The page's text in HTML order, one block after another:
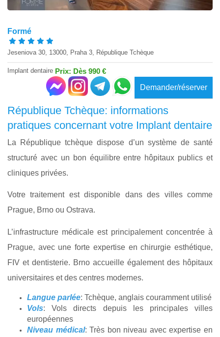
Formé
Jeseniova 30, 13000, Praha 3, République Tchèque
Implant dentaire Prix: Dès 990 €
Demander/réserver
République Tchèque: informations
pratiques concernant votre Implant dentaire
La République tchèque dispose d’un système de santé
structuré avec un bon équilibre entre hôpitaux publics et
cliniques privées.
Votre traitement est disponible dans des villes comme
Prague, Brno ou Ostrava.
L’infrastructure médicale est principalement concentrée à
Prague, avec une forte expertise en chirurgie esthétique,
FIV et dentisterie. Brno accueille également des hôpitaux
universitaires et des centres modernes.
Langue parlée: Tchèque, anglais couramment utilisé
Vols: Vols directs depuis les principales villes
européennes
Niveau médical: Très bon niveau avec expertise en